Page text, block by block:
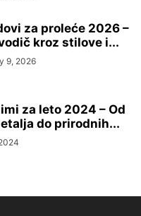
za proleće 2026 –
kroz stilove i...
9, 2026
za leto 2024 – Od
do prirodnih...